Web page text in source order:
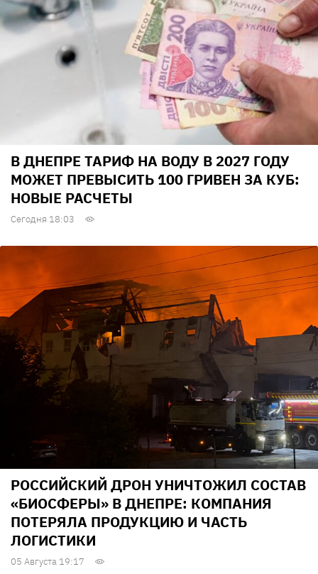
В ДНЕПРЕ ТАРИФ НА ВОДУ В 2027 ГОДУ
МОЖЕТ ПРЕВЫСИТЬ 100 ГРИВЕН ЗА КУБ:
НОВЫЕ РАСЧЕТЫ
Сегодня 18:03
РОССИЙСКИЙ ДРОН УНИЧТОЖИЛ СОСТАВ
«БИОСФЕРЫ» В ДНЕПРЕ: КОМПАНИЯ
ПОТЕРЯЛА ПРОДУКЦИЮ И ЧАСТЬ
ЛОГИСТИКИ
05 Августа 19:17